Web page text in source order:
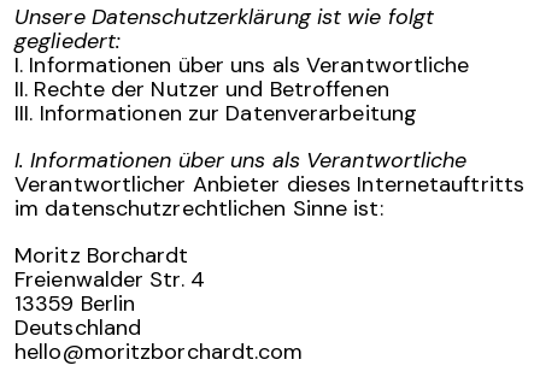
Unsere Datenschutzerklärung ist wie folgt
gegliedert:
I. Informationen über uns als Verantwortliche
II. Rechte der Nutzer und Betroffenen
III. Informationen zur Datenverarbeitung
I. Informationen über uns als Verantwortliche
Verantwortlicher Anbieter dieses Internetauftritts
im datenschutzrechtlichen Sinne ist:
Moritz Borchardt
Freienwalder Str. 4
13359 Berlin
Deutschland
hello@moritzborchardt.com